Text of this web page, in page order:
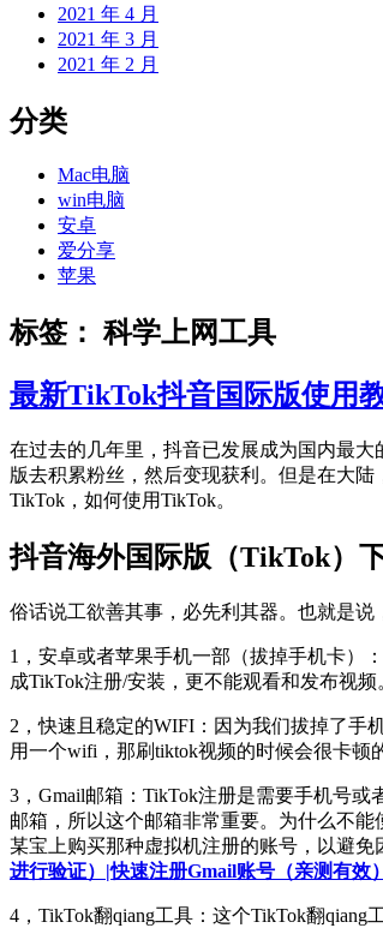
2021 年 4 月
2021 年 3 月
2021 年 2 月
分类
Mac电脑
win电脑
安卓
爱分享
苹果
标签： 科学上网工具
最新TikTok抖音国际版使用
在过去的几年里，抖音已发展成为国内最
版去积累粉丝，然后变现获利。但是在大
TikTok，如何使用TikTok。
抖音海外国际版（TikTok）
俗话说工欲善其事，必先利其器。也就是
1，安卓或者苹果手机一部（拔掉手机卡）
成TikTok注册/安装，更不能观看和发布视
2，快速且稳定的WIFI：因为我们拔掉了手
用一个wifi，那刷tiktok视频的时候会很卡顿
3，Gmail邮箱：TikTok注册是需要手机号
邮箱，所以这个邮箱非常重要。为什么不
某宝上购买那种虚拟机注册的账号，以避
进行验证）|快速注册Gmail账号（亲测有效）
4，TikTok翻qiang工具：这个TikTok翻